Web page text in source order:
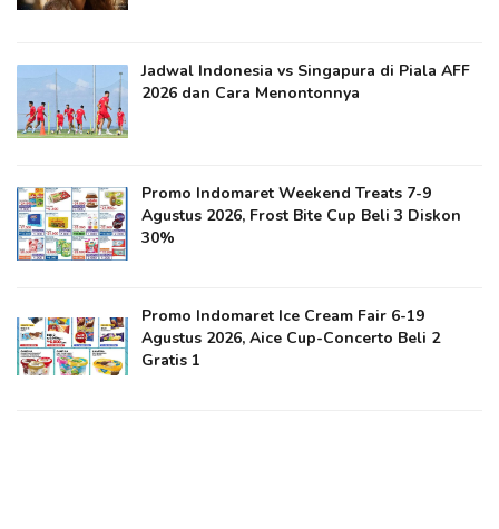
Jadwal Indonesia vs Singapura di Piala AFF
2026 dan Cara Menontonnya
Promo Indomaret Weekend Treats 7-9
Agustus 2026, Frost Bite Cup Beli 3 Diskon
30%
Promo Indomaret Ice Cream Fair 6-19
Agustus 2026, Aice Cup-Concerto Beli 2
Gratis 1